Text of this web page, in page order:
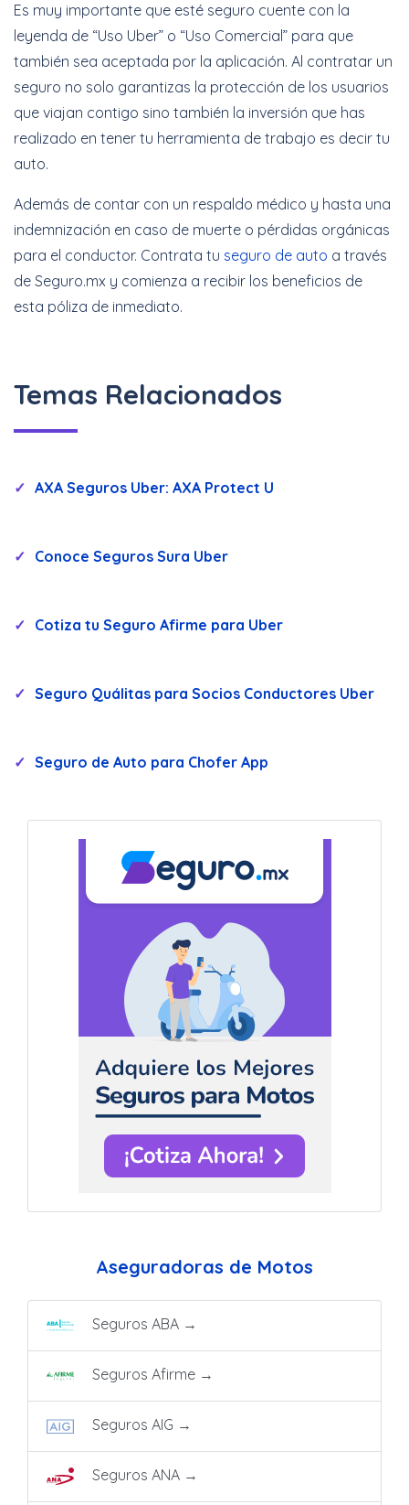
Es muy importante que esté seguro cuente con la
leyenda de “Uso Uber” o “Uso Comercial” para que
también sea aceptada por la aplicación. Al contratar un
seguro no solo garantizas la protección de los usuarios
que viajan contigo sino también la inversión que has
realizado en tener tu herramienta de trabajo es decir tu
auto.
Además de contar con un respaldo médico y hasta una
indemnización en caso de muerte o pérdidas orgánicas
para el conductor. Contrata tu seguro de auto a través
de Seguro.mx y comienza a recibir los beneficios de
esta póliza de inmediato.
Temas Relacionados
AXA Seguros Uber: AXA Protect U
Conoce Seguros Sura Uber
Cotiza tu Seguro Afirme para Uber
Seguro Quálitas para Socios Conductores Uber
Seguro de Auto para Chofer App
Aseguradoras de Motos
Seguros ABA →
Seguros Afirme →
Seguros AIG →
Seguros ANA →